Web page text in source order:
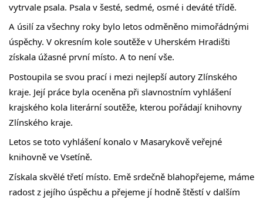
vytrvale psala. Psala v šesté, sedmé, osmé i deváté třídě.
A úsilí za všechny roky bylo letos odměněno mimořádnými
úspěchy. V okresním kole soutěže v Uherském Hradišti
získala úžasné první místo. A to není vše.
Postoupila se svou prací i mezi nejlepší autory Zlínského
kraje. Její práce byla oceněna při slavnostním vyhlášení
krajského kola literární soutěže, kterou pořádají knihovny
Zlínského kraje.
Letos se toto vyhlášení konalo v Masarykově veřejné
knihovně ve Vsetíně.
Získala skvělé třetí místo. Emě srdečně blahopřejeme, máme
radost z jejího úspěchu a přejeme jí hodně štěstí v dalším